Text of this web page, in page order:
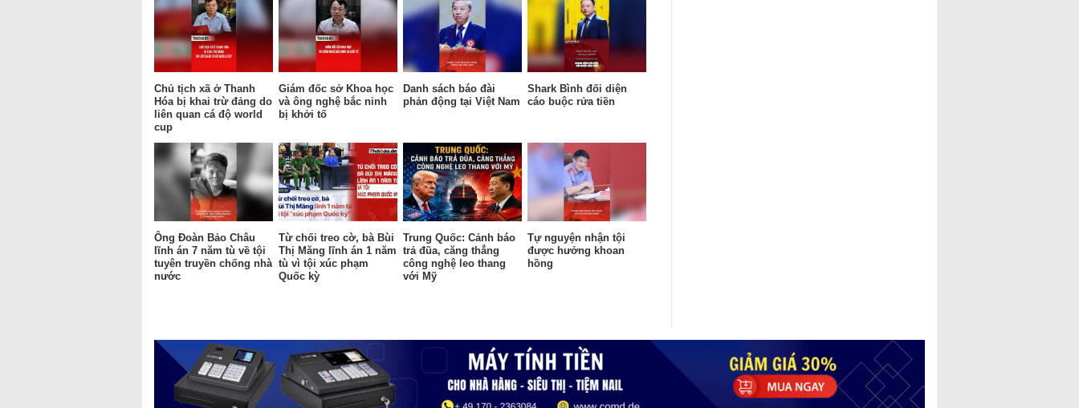
Chủ tịch xã ở Thanh
Hóa bị khai trừ đảng do
liên quan cá độ world
cup
Giám đốc sở Khoa học
và ông nghệ bắc ninh
bị khởi tố
Danh sách báo đài
phản động tại Việt Nam
Shark Bình đối diện
cáo buộc rửa tiền
Ông Đoàn Bảo Châu
lĩnh án 7 năm tù về tội
tuyên truyền chống nhà
nước
Từ chối treo cờ, bà Bùi
Thị Măng lĩnh án 1 năm
tù vì tội xúc phạm
Quốc kỳ
Trung Quốc: Cảnh báo
trả đũa, căng thẳng
công nghệ leo thang
với Mỹ
Tự nguyện nhận tội
được hưởng khoan
hồng